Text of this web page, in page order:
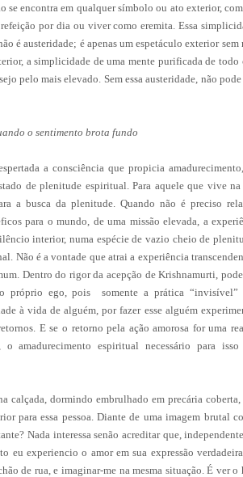
se encontra em qualquer símbolo ou ato exterior,
por dia ou viver como eremita. Essa
é austeridade; é apenas um espetáculo exterior
a simplicidade de uma mente purificada de
pelo mais elevado. Sem essa austeridade, não
o sentimento brota fundo
a consciência que propicia
de plenitude espiritual. Para aquele que vive
a busca da plenitude. Quando não é preciso
para o mundo, de uma missão elevada, a
interior, numa espécie de vazio cheio de
Não é a vontade que atrai a experiência
Dentro do rigor da acepção de Krishnamurti,
próprio ego, pois somente a prática “invisível”
à vida de alguém, por fazer esse alguém
E se o retorno pela ação amorosa for uma
espiritual necessário para isso
calçada, dormindo embrulhado em precária coberta,
para essa pessoa. Diante de uma imagem brutal
Nada interessa senão acreditar que,
eu experiencio o amor em sua expressão
de rua, e imaginar-me na mesma situação. É ver o